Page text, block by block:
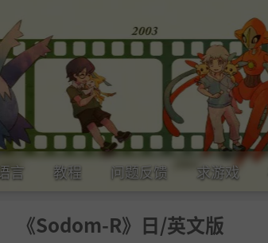
言 教程 问题反馈 求游戏
《Sodom-R》日/英文版